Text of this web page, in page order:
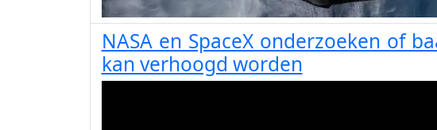
NASA en SpaceX onderzoeken of
kan verhoogd worden